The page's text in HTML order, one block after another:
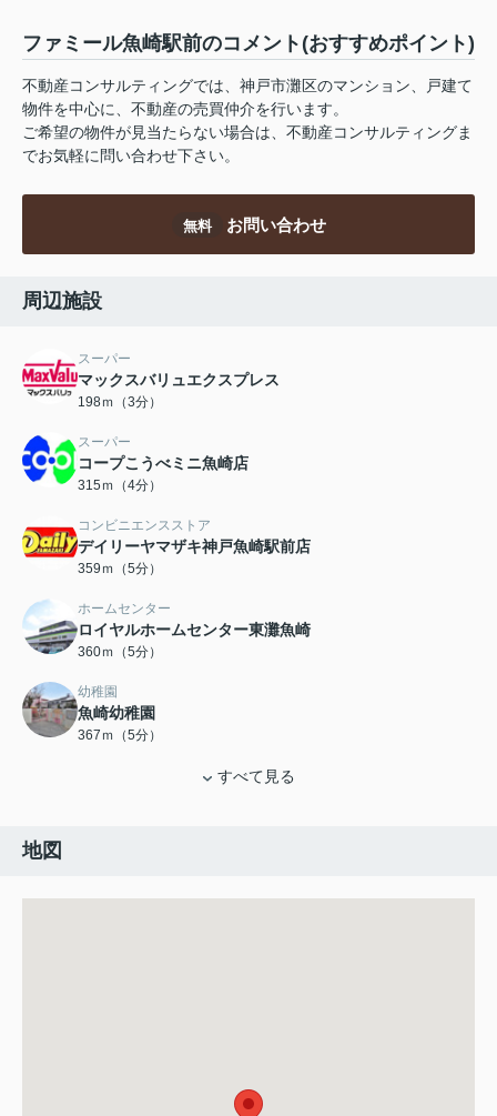
ファミール魚崎駅前のコメント(おすすめポイント)
不動産コンサルティングでは、神戸市灘区のマンション、戸建て
物件を中心に、不動産の売買仲介を行います。
ご希望の物件が見当たらない場合は、不動産コンサルティングま
でお気軽に問い合わせ下さい。
無料 お問い合わせ
周辺施設
スーパー
マックスバリュエクスプレス
198ｍ（3分）
スーパー
コープこうべミニ魚崎店
315ｍ（4分）
コンビニエンスストア
デイリーヤマザキ神戸魚崎駅前店
359ｍ（5分）
ホームセンター
ロイヤルホームセンター東灘魚崎
360ｍ（5分）
幼稚園
魚崎幼稚園
367ｍ（5分）
すべて見る
地図